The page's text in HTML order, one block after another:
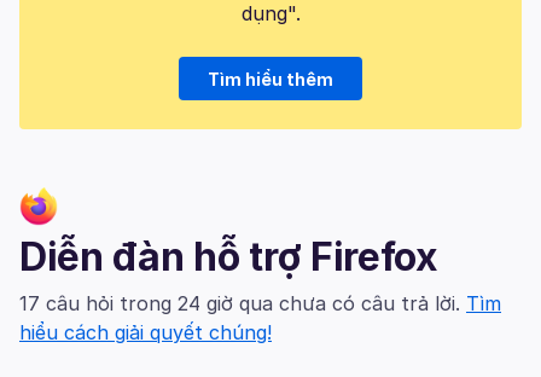
dụng".
Tìm hiểu thêm
Diễn đàn hỗ trợ Firefox
17 câu hỏi trong 24 giờ qua chưa có câu trả lời. Tìm
hiểu cách giải quyết chúng!